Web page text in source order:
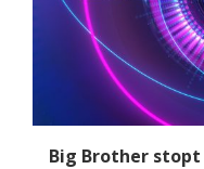
Big Brother